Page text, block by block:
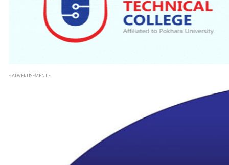
- ADVERTISEMENT -